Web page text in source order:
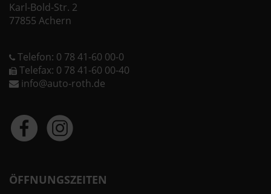
Karl-Bold-Str. 2
77855 Achern
Telefon: 0 78 41-60 00-0
Telefax: 0 78 41-60 00-40
info@auto-roth.de
ÖFFNUNGSZEITEN